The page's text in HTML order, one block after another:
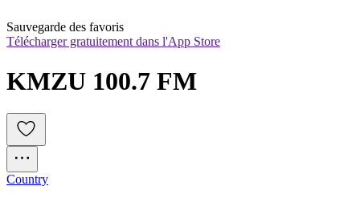
Sauvegarde des favoris
Télécharger gratuitement dans l'App Store
KMZU 100.7 FM
Country